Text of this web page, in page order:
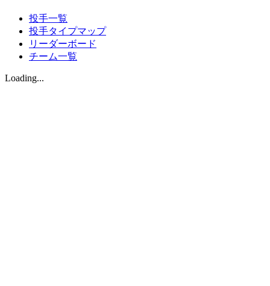
投手一覧
投手タイプマップ
リーダーボード
チーム一覧
Loading...